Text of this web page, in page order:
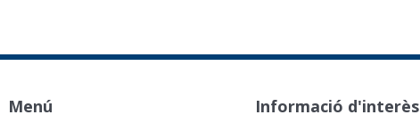
Menú Informació d'interès